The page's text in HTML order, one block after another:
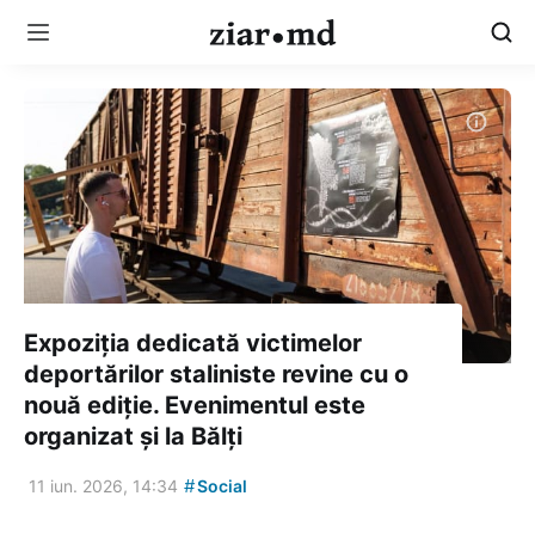
Expoziția dedicată victimelor
deportărilor staliniste revine cu o
nouă ediție. Evenimentul este
organizat și la Bălți
11 iun. 2026, 14:34 #Social